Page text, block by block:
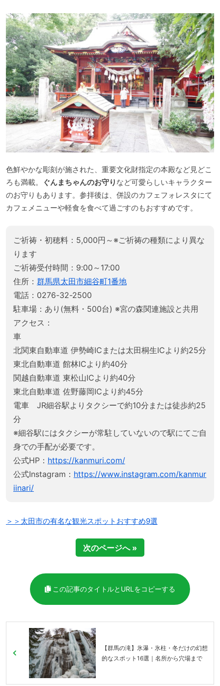
色鮮やかな彫刻が施された、重要文化財指定の本殿など見どこ
ろも満載。
ぐんまちゃんのお守り など可愛らしいキャラクター
のお守りもあります。参拝後は、併設のカフェフォレスタにて
カフェメニューや軽食を食べて過ごすのもおすすめです。
ご祈祷・初穂料：5,000円～※ご祈祷の種類により異な
ります
ご祈祷受付時間：9:00～17:00
住所： 群馬県太田市細谷町1番地
電話：0276-32-2500
駐車場：あり(無料・500台) ※宮の森関連施設と共用
アクセス：
車
北関東自動車道 伊勢崎ICまたは太田桐生ICより約25分
東北自動車道 館林ICより約40分
関越自動車道 東松山ICより約40分
東北自動車道 佐野藤岡ICより約45分
電車 JR細谷駅よりタクシーで約10分または徒歩約25
分
※細谷駅にはタクシーが常駐していないので駅にてご自
身での手配が必要です。
公式HP： https://kanmuri.com/
公式Instagram： https://www.instagram.com/kanmur
iinari/
＞＞太田市の有名な観光スポットおすすめ9選
次のページへ »
この記事のタイトルとURLをコピーする
【群馬の滝】氷瀑・氷柱・冬だけの幻想
的なスポット16選｜名所から穴場まで